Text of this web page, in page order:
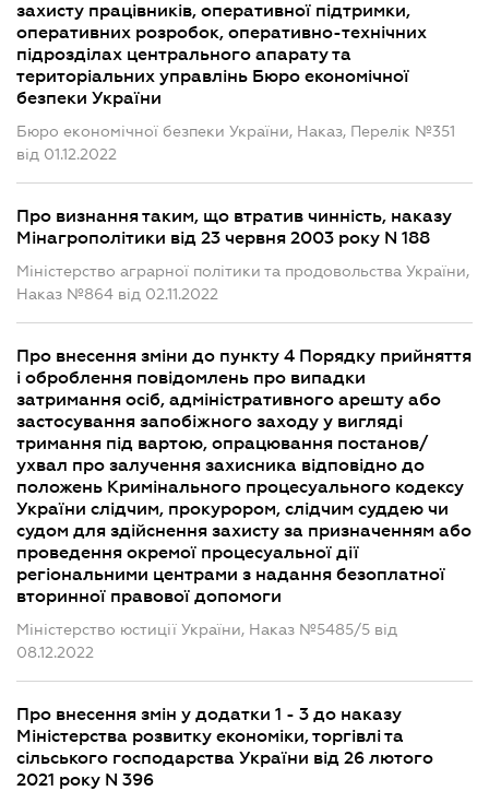
захисту працівників, оперативної підтримки,
оперативних розробок, оперативно-технічних
підрозділах центрального апарату та
територіальних управлінь Бюро економічної
безпеки України
Бюро економічної безпеки України, Наказ, Перелік №351
від 01.12.2022
Про визнання таким, що втратив чинність, наказу
Мінагрополітики від 23 червня 2003 року N 188
Міністерство аграрної політики та продовольства України,
Наказ №864 від 02.11.2022
Про внесення зміни до пункту 4 Порядку прийняття
і оброблення повідомлень про випадки
затримання осіб, адміністративного арешту або
застосування запобіжного заходу у вигляді
тримання під вартою, опрацювання постанов/
ухвал про залучення захисника відповідно до
положень Кримінального процесуального кодексу
України слідчим, прокурором, слідчим суддею чи
судом для здійснення захисту за призначенням або
проведення окремої процесуальної дії
регіональними центрами з надання безоплатної
вторинної правової допомоги
Міністерство юстиції України, Наказ №5485/5 від
08.12.2022
Про внесення змін у додатки 1 - 3 до наказу
Міністерства розвитку економіки, торгівлі та
сільського господарства України від 26 лютого
2021 року N 396